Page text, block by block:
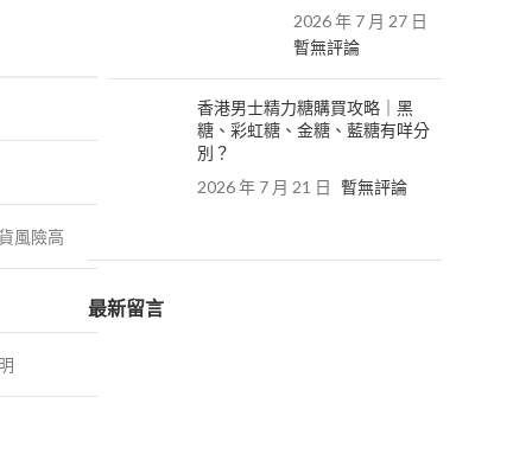
風險高
2026 年 7 月 27 日
暫無評論
香港男士精力糖購買攻略｜黑
糖、彩虹糖、金糖、藍糖有咩分
別？
2026 年 7 月 21 日 暫無評論
最新留言